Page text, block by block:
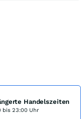
Handelszeiten
bis 23:00 Uhr